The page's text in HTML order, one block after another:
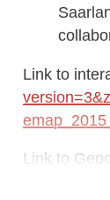
Link to
Link to
gr.eu/